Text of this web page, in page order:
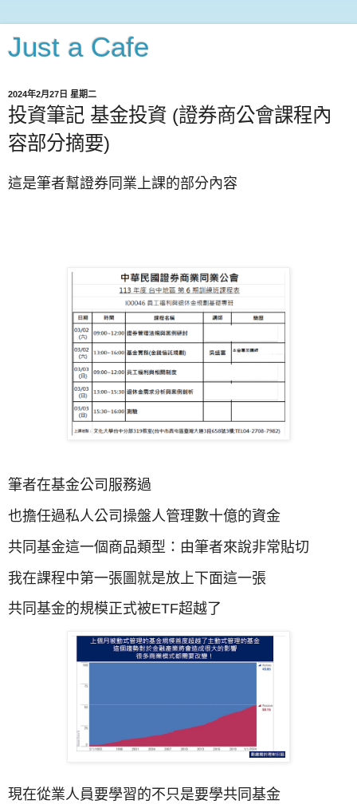
Just a Cafe
2024年2月27日 星期二
投資筆記 基金投資 (證券商公會課程內
容部分摘要)
這是筆者幫證券同業上課的部分內容
筆者在基金公司服務過
也擔任過私人公司操盤人管理數十億的資金
共同基金這一個商品類型：由筆者來說非常貼切
我在課程中第一張圖就是放上下面這一張
共同基金的規模正式被ETF超越了
現在從業人員要學習的不只是要學共同基金